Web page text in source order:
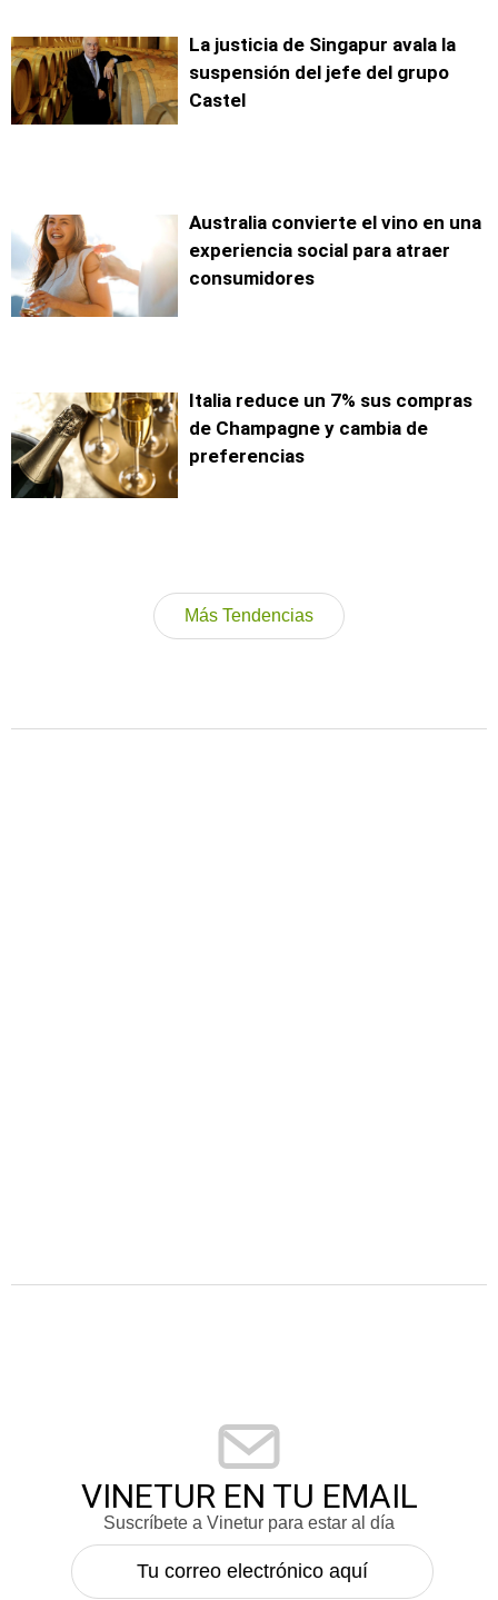
La justicia de Singapur avala la
suspensión del jefe del grupo
Castel
Australia convierte el vino en una
experiencia social para atraer
consumidores
Italia reduce un 7% sus compras
de Champagne y cambia de
preferencias
Más Tendencias
VINETUR EN TU EMAIL
Suscríbete a Vinetur para estar al día